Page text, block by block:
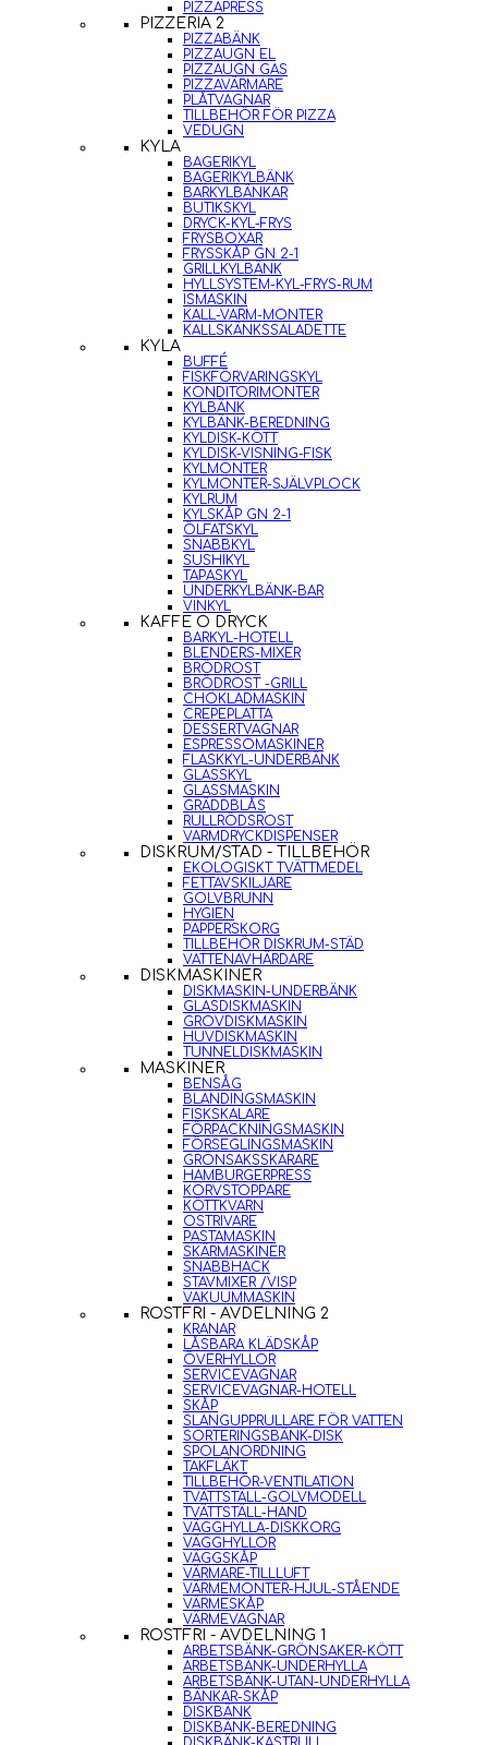
PIZZAPRESS
PIZZERIA 2
PIZZABÄNK
PIZZAUGN EL
PIZZAUGN GAS
PIZZAVÄRMARE
PLÅTVAGNAR
TILLBEHÖR FÖR PIZZA
VEDUGN
KYLA
BAGERIKYL
BAGERIKYLBÄNK
BARKYLBÄNKAR
BUTIKSKYL
DRYCK-KYL-FRYS
FRYSBOXAR
FRYSSKÅP GN 2-1
GRILLKYLBÄNK
HYLLSYSTEM-KYL-FRYS-RUM
ISMASKIN
KALL-VARM-MONTER
KALLSKÄNKSSALADETTE
KYLA
BUFFÉ
FISKFÖRVARINGSKYL
KONDITORIMONTER
KYLBÄNK
KYLBÄNK-BEREDNING
KYLDISK-KÖTT
KYLDISK-VISNING-FISK
KYLMONTER
KYLMONTER-SJÄLVPLOCK
KYLRUM
KYLSKÅP GN 2-1
ÖLFATSKYL
SNABBKYL
SUSHIKYL
TAPASKYL
UNDERKYLBÄNK-BAR
VINKYL
KAFFE O DRYCK
BARKYL-HOTELL
BLENDERS-MIXER
BRÖDROST
BRÖDROST -GRILL
CHOKLADMASKIN
CREPEPLATTA
DESSERTVAGNAR
ESPRESSOMASKINER
FLASKKYL-UNDERBÄNK
GLASSKYL
GLASSMASKIN
GRÄDDBLÅS
RULLRÖDSROST
VARMDRYCKDISPENSER
DISKRUM/STÄD - TILLBEHÖR
EKOLOGISKT TVÄTTMEDEL
FETTAVSKILJARE
GOLVBRUNN
HYGIEN
PAPPERSKORG
TILLBEHÖR DISKRUM-STÄD
VATTENAVHÄRDARE
DISKMASKINER
DISKMASKIN-UNDERBÄNK
GLASDISKMASKIN
GROVDISKMASKIN
HUVDISKMASKIN
TUNNELDISKMASKIN
MASKINER
BENSÅG
BLANDINGSMASKIN
FISKSKALARE
FÖRPACKNINGSMASKIN
FÖRSEGLINGSMASKIN
GRÖNSAKSSKÄRARE
HAMBURGERPRESS
KORVSTOPPARE
KÖTTKVARN
OSTRIVARE
PASTAMASKIN
SKÄRMASKINER
SNABBHACK
STAVMIXER /VISP
VAKUUMMASKIN
ROSTFRI - AVDELNING 2
KRANAR
LÅSBARA KLÄDSKÅP
ÖVERHYLLOR
SERVICEVAGNAR
SERVICEVAGNAR-HOTELL
SKÅP
SLANGUPPRULLARE FÖR VATTEN
SORTERINGSBÄNK-DISK
SPOLANORDNING
TAKFLÄKT
TILLBEHÖR-VENTILATION
TVÄTTSTÄLL-GOLVMODELL
TVÄTTSTÄLL-HAND
VÄGGHYLLA-DISKKORG
VÄGGHYLLOR
VÄGGSKÅP
VÄRMARE-TILLLUFT
VÄRMEMONTER-HJUL-STÅENDE
VÄRMESKÅP
VÄRMEVAGNAR
ROSTFRI - AVDELNING 1
ARBETSBÄNK-GRÖNSAKER-KÖTT
ARBETSBÄNK-UNDERHYLLA
ARBETSBÄNK-UTAN-UNDERHYLLA
BÄNKAR-SKÅP
DISKBÄNK
DISKBÄNK-BEREDNING